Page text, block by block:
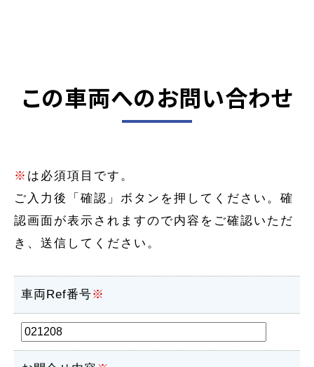
この車両へのお問い合わせ
※ は必須項目です。
ご入力後「確認」ボタンを押してください。確
認画面が表示されますので内容をご確認いただ
き、送信してください。
車両Ref番号 ※